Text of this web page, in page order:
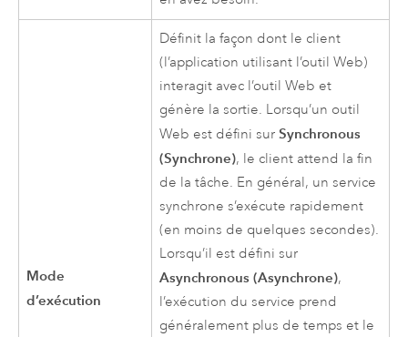
Mode
d’exécution
Définit la façon dont le client
(l’application utilisant l’outil Web)
interagit avec l’outil Web et
génère la sortie. Lorsqu’un outil
Web est défini surSynchronous
(Synchrone), le client attend la fin
de la tâche. En général, un service
synchrone s’exécute rapidement
(en moins de quelques secondes).
Lorsqu’il est défini sur
Asynchronous (Asynchrone),
l’exécution du service prend
généralement plus de temps et le